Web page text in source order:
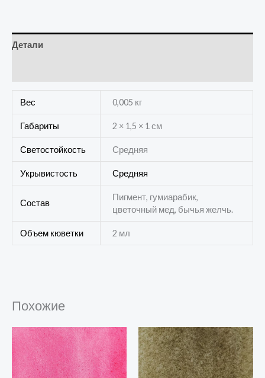
Детали
Вес 0,005 кг
Габариты 2 × 1,5 × 1 см
Светостойкость Средняя
Укрывистость Средняя
Состав
Пигмент, гумиарабик,
цветочный мед, бычья желчь.
Объем кюветки 2 мл
Похожие